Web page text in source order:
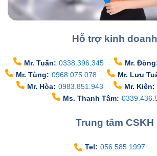
Hỗ trợ kinh doanh
Mr. Tuấn: 0338.396.345 Mr.
Mr. Tùng: 0968.075.078 Mr. Lưu
Mr. Hòa: 0983.851.943 Mr. Kiên:
Ms. Thanh Tâm:
Trung tâm CSKH
Tel: 056.585.1997